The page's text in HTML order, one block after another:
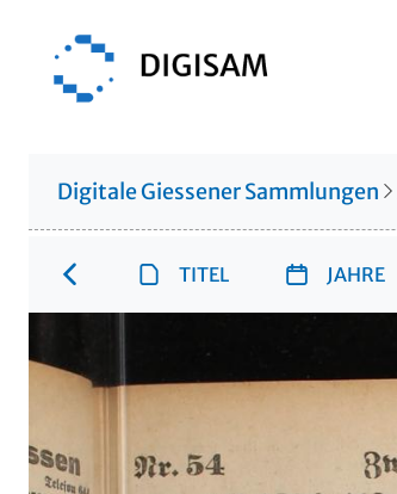
Digitale Giessener Sammlungen
TITEL JAHRE